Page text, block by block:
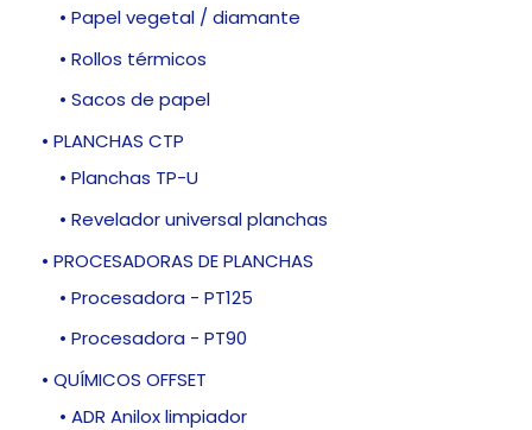
• Papel vegetal / diamante
• Rollos térmicos
• Sacos de papel
• PLANCHAS CTP
• Planchas TP-U
• Revelador universal planchas
• PROCESADORAS DE PLANCHAS
• Procesadora - PT125
• Procesadora - PT90
• QUÍMICOS OFFSET
• ADR Anilox limpiador